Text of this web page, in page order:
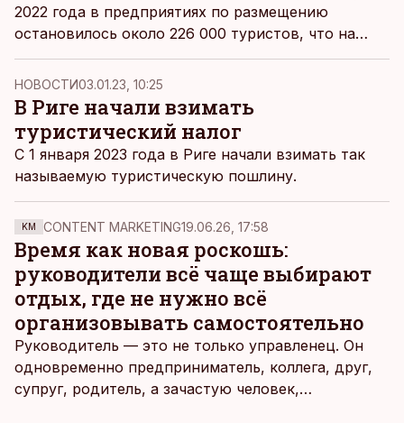
2022 года в предприятиях по размещению
остановилось около 226 000 туристов, что на
35% больше, чем в ноябре 2021 года. Увеличилась
численность как зарубежных, так и местных
туристов.
НОВОСТИ03.01.23, 10:25
В Риге начали взимать
туристический налог
С 1 января 2023 года в Риге начали взимать так
называемую туристическую пошлину.
KM CONTENT MARKETING19.06.26, 17:58
Время как новая роскошь:
руководители всё чаще выбирают
отдых, где не нужно всё
организовывать самостоятельно
Руководитель — это не только управленец. Он
одновременно предприниматель, коллега, друг,
супруг, родитель, а зачастую человек,